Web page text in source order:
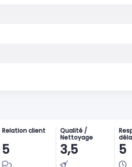
Relation client
5
Qualité /
Nettoyage
3,5 5